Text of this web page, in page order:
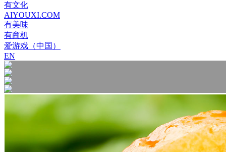
有文化
AIYOUXI.COM
有美味
有商机
爱游戏（中国）
EN